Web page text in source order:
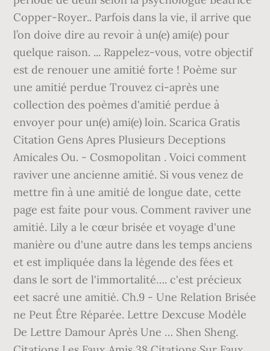
Copper-Royer.. Parfois dans la vie, il arrive que
l’on doive dire au revoir à un(e) ami(e) pour
quelque raison. ... Rappelez-vous, votre objectif
est de renouer une amitié forte ! Poème sur
une amitié perdue Trouvez ci-après une
collection des poèmes d'amitié perdue à
envoyer pour un(e) ami(e) loin. Scarica Gratis
Citation Gens Apres Plusieurs Deceptions
Amicales Ou. - Cosmopolitan . Voici comment
raviver une ancienne amitié. Si vous venez de
mettre fin à une amitié de longue date, cette
page est faite pour vous. Comment raviver une
amitié. Lily a le cœur brisée et voyage d'une
manière ou d'une autre dans les temps anciens
et est impliquée dans la légende des fées et
dans le sort de l'immortalité…. c'est précieux
eet sacré une amitié. Ch.9 - Une Relation Brisée
ne Peut Être Réparée. Lettre Dexcuse Modèle
De Lettre Damour Après Une … Shen Sheng.